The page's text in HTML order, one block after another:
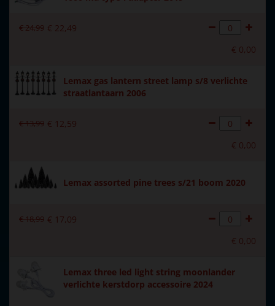
Met verlichting
Met muziek Nee
meegeleverd excl. 3xAA
Materiaal Keramiek
€24,99 € 22,49
€ 0,00
Lemax gas lantern street lamp s/8 verlichte
straatlantaarn 2006
€13,99 € 12,59
€ 0,00
Lemax assorted pine trees s/21 boom 2020
€18,99 € 17,09
€ 0,00
Lemax three led light string moonlander
verlichte kerstdorp accessoire 2024